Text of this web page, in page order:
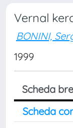
Vernal
BONINI,
1999
Scheda
Scheda